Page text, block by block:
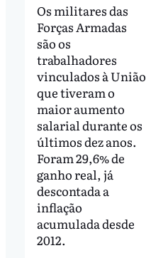
Os militares das
Forças Armadas
são os
trabalhadores
vinculados à União
que tiveram o
maior aumento
salarial durante os
últimos dez anos.
Foram 29,6% de
ganho real, já
descontada a
inflação
acumulada desde
2012.